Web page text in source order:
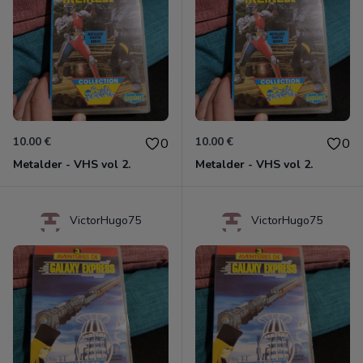
10.00 € 0
Metalder - VHS vol 2.
10.00 € 0
Metalder - VHS vol 2.
VictorHugo75 VictorHugo75